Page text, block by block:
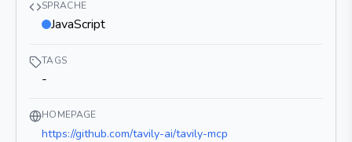
SPRACHE
JavaScript
TAGS
-
HOMEPAGE
https://github.com/tavily-ai/tavily-mcp